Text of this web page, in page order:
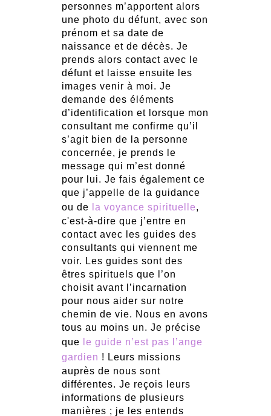
personnes m’apportent alors
une photo du défunt, avec son
prénom et sa date de
naissance et de décès. Je
prends alors contact avec le
défunt et laisse ensuite les
images venir à moi. Je
demande des éléments
d’identification et lorsque mon
consultant me confirme qu’il
s’agit bien de la personne
concernée, je prends le
message qui m’est donné
pour lui. Je fais également ce
que j’appelle de la guidance
ou de
la voyance spirituelle,
c'est-à-dire que j’entre en
contact avec les guides des
consultants qui viennent me
voir. Les guides sont des
êtres spirituels que l’on
choisit avant l’incarnation
pour nous aider sur notre
chemin de vie. Nous en avons
tous au moins un. Je précise
que
le guide n’est pas l’ange
gardien ! Leurs missions
auprès de nous sont
différentes. Je reçois leurs
informations de plusieurs
manières ; je les entends